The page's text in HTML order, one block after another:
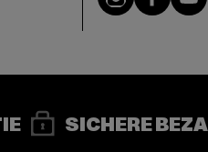
SICHERE